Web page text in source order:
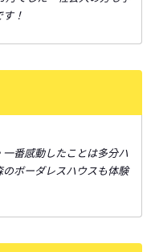
！
番感動したことは多分ハ
ボーダレスハウスも体験